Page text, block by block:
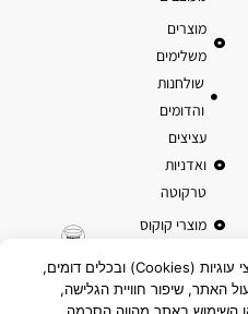
מוצרים
משלימים
שולחנות
והדומים
עציצים
ואדניות
טרקוטה
מוצרי קוקוס
לידיעתך: באתר זה נעשה שימוש בקבצי עוגיות (Cookies) ובכלים דומים,
האתר, שיפור חוויית הגלישה,